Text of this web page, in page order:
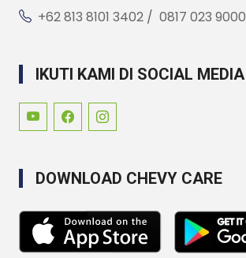
+62 813 8101 3402 / 0817 023 9000
IKUTI KAMI DI SOCIAL MEDIA
DOWNLOAD CHEVY CARE